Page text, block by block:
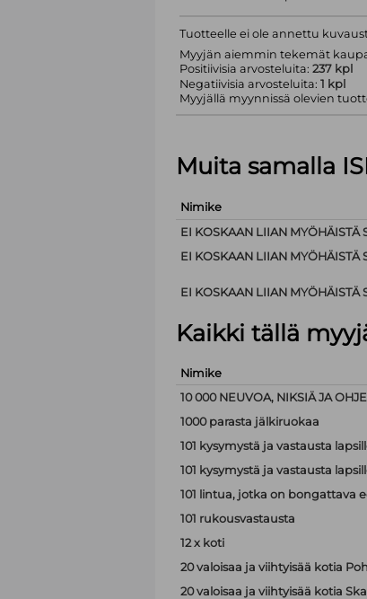
Tuotteelle ei ole annettu
Myyjän aiemmin tekemät
Positiivisia arvosteluita: 237 kpl
Negatiivisia arvosteluita: 1 kpl
Myyjällä myynnissä olevien
Muita samalla
Nimike
EI KOSKAAN LIIAN
EI KOSKAAN LIIAN
EI KOSKAAN LIIAN
Kaikki tällä
Nimike
10 000 NEUVOA, NIKSIÄ JA
1000 parasta jälkiruokaa
101 kysymystä ja vastausta
101 kysymystä ja vastausta
101 lintua, jotka on bongattava
101 rukousvastausta
12 x koti
20 valoisaa ja viihtyisää kotia
20 valoisaa ja viihtyisää kotia